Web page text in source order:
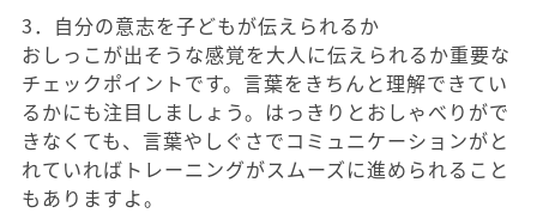
3．自分の意志を子どもが伝えられるか
おしっこが出そうな感覚を大人に伝えられるか重要な
チェックポイントです。言葉をきちんと理解できてい
るかにも注目しましょう。はっきりとおしゃべりがで
きなくても、言葉やしぐさでコミュニケーションがと
れていればトレーニングがスムーズに進められること
もありますよ。